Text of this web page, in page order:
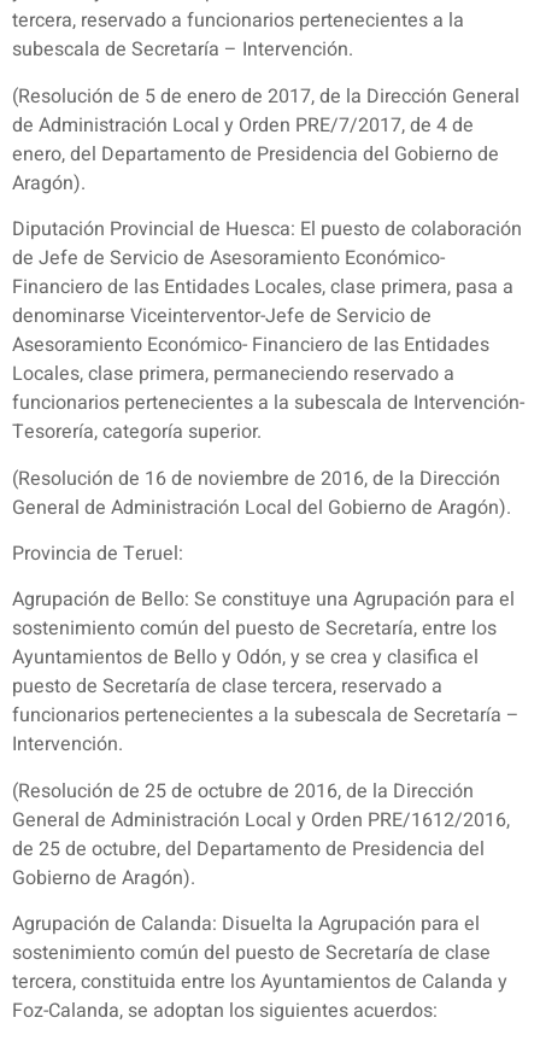
tercera, reservado a funcionarios pertenecientes a la
subescala de Secretaría – Intervención.
(Resolución de 5 de enero de 2017, de la Dirección General
de Administración Local y Orden PRE/7/2017, de 4 de
enero, del Departamento de Presidencia del Gobierno de
Aragón).
Diputación Provincial de Huesca: El puesto de colaboración
de Jefe de Servicio de Asesoramiento Económico-
Financiero de las Entidades Locales, clase primera, pasa a
denominarse Viceinterventor-Jefe de Servicio de
Asesoramiento Económico- Financiero de las Entidades
Locales, clase primera, permaneciendo reservado a
funcionarios pertenecientes a la subescala de Intervención-
Tesorería, categoría superior.
(Resolución de 16 de noviembre de 2016, de la Dirección
General de Administración Local del Gobierno de Aragón).
Provincia de Teruel:
Agrupación de Bello: Se constituye una Agrupación para el
sostenimiento común del puesto de Secretaría, entre los
Ayuntamientos de Bello y Odón, y se crea y clasifica el
puesto de Secretaría de clase tercera, reservado a
funcionarios pertenecientes a la subescala de Secretaría –
Intervención.
(Resolución de 25 de octubre de 2016, de la Dirección
General de Administración Local y Orden PRE/1612/2016,
de 25 de octubre, del Departamento de Presidencia del
Gobierno de Aragón).
Agrupación de Calanda: Disuelta la Agrupación para el
sostenimiento común del puesto de Secretaría de clase
tercera, constituida entre los Ayuntamientos de Calanda y
Foz-Calanda, se adoptan los siguientes acuerdos: